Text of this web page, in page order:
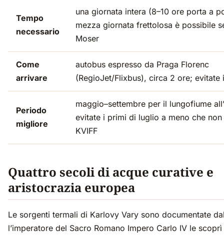
Tempo
necessario
una giornata intera (8–10 ore porta a
mezza giornata frettolosa è possibile
Moser
Come
arrivare
autobus espresso da Praga Florenc
(RegioJet/Flixbus), circa 2 ore; evitate
Periodo
migliore
maggio–settembre per il lungofiume
evitate i primi di luglio a meno che
KVIFF
Quattro secoli di acque curative e
aristocrazia europea
Le sorgenti termali di Karlovy Vary sono documentate
l’imperatore del Sacro Romano Impero Carlo IV le